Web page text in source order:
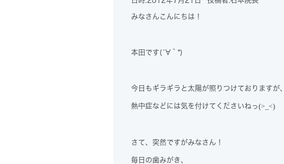
みなさんこんにちは！
本田です(´∀｀*)
今日もギラギラと太陽が照りつけておりますが、
熱中症などには気を付けてくださいねっ(>_<)
さて、突然ですがみなさん！
毎日の歯みがき、